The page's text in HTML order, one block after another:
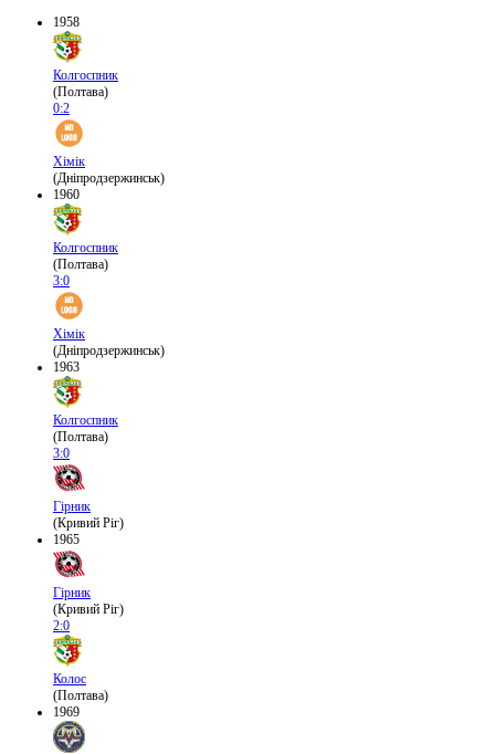
1958
Колгоспник
(Полтава)
0:2
Хімік
(Дніпродзержинськ)
1960
Колгоспник
(Полтава)
3:0
Хімік
(Дніпродзержинськ)
1963
Колгоспник
(Полтава)
3:0
Гірник
(Кривий Ріг)
1965
Гірник
(Кривий Ріг)
2:0
Колос
(Полтава)
1969